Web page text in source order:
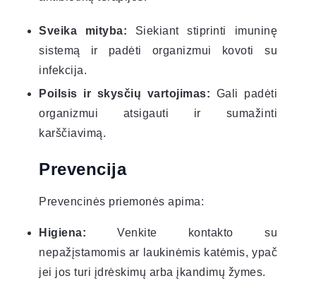
Sveika mityba: Siekiant stiprinti imuninę
sistemą ir padėti organizmui kovoti su
infekcija.
Poilsis ir skysčių vartojimas: Gali padėti
organizmui atsigauti ir sumažinti
karščiavimą.
Prevencija
Prevencinės priemonės apima:
Higiena: Venkite kontakto su
nepažįstamomis ar laukinėmis katėmis, ypač
jei jos turi įdrėskimų arba įkandimų žymes.